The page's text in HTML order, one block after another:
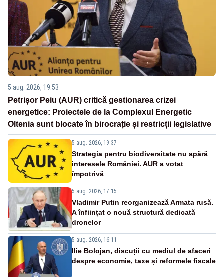
5 aug. 2026, 19:53
Petrișor Peiu (AUR) critică gestionarea crizei
energetice: Proiectele de la Complexul Energetic
Oltenia sunt blocate în birocrație și restricții legislative
5 aug. 2026, 19:37
Strategia pentru biodiversitate nu apără
interesele României. AUR a votat
împotrivă
5 aug. 2026, 17:15
Vladimir Putin reorganizează Armata rusă.
A înființat o nouă structură dedicată
dronelor
5 aug. 2026, 16:11
Ilie Bolojan, discuții cu mediul de afaceri
despre economie, taxe și reformele fiscale